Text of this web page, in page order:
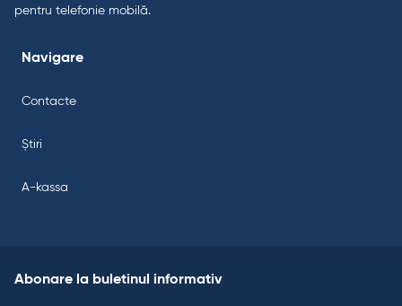
pentru telefonie mobilă.
Navigare
Contacte
Știri
A-kassa
Abonare la buletinul informativ